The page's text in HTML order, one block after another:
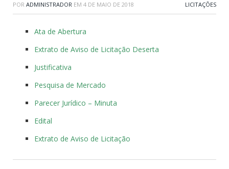
POR ADMINISTRADOR EM 4 DE MAIO DE 2018 LICITAÇÕES
Ata de Abertura
Extrato de Aviso de Licitação Deserta
Justificativa
Pesquisa de Mercado
Parecer Jurídico – Minuta
Edital
Extrato de Aviso de Licitação